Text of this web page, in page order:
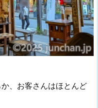
、お客さんはほとんど